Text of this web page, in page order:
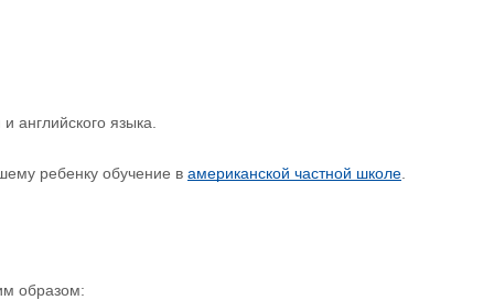
английского языка.
ребенку обучение в американской частной школе
образом: